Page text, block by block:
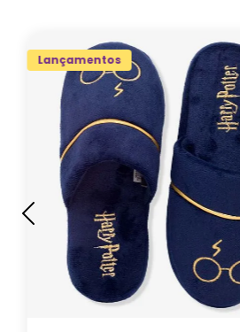
Lançamentos
G GG M P
ADICIONAR AO
CARRINHO